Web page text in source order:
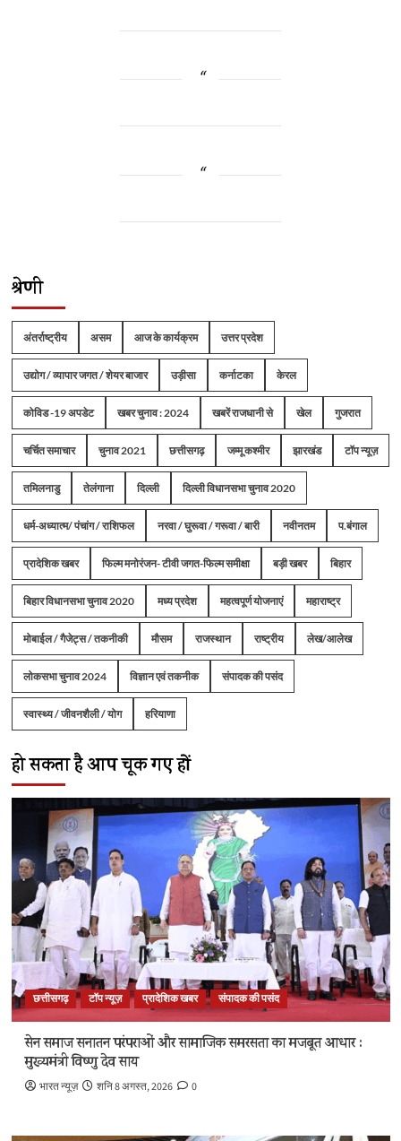
श्रेणी
अंतर्राष्ट्रीय असम आज के कार्यक्रम उत्तर प्रदेश
उद्योग / व्यापार जगत / शेयर बाजार उड़ीसा कर्नाटका केरल
कोविड -19 अपडेट खबर चुनाव : 2024 खबरें राजधानी से खेल गुजरात
चर्चित समाचार चुनाव 2021 छत्तीसगढ़ जम्मू कश्मीर झारखंड टॉप न्यूज़
तमिलनाडु तेलंगाना दिल्ली दिल्ली विधानसभा चुनाव 2020
धर्म-अध्यात्म/ पंचांग / राशिफल नरवा / घुरूवा / गरूवा / बारी नवीनतम प.बंगाल
प्रादेशिक खबर फिल्म मनोरंजन- टीवी जगत-फिल्म समीक्षा बड़ी खबर बिहार
बिहार विधानसभा चुनाव 2020 मध्य प्रदेश महत्वपूर्ण योजनाएं महाराष्ट्र
मोबाईल / गैजेट्स / तकनीकी मौसम राजस्थान राष्ट्रीय लेख/आलेख
लोकसभा चुनाव 2024 विज्ञान एवं तकनीक संपादक की पसंद
स्वास्थ्य / जीवनशैली / योग हरियाणा
हो सकता है आप चूक गए हों
छत्तीसगढ़ टॉप न्यूज़ प्रादेशिक खबर संपादक की पसंद
सेन समाज सनातन परंपराओं और सामाजिक समरसता का मजबूत आधार :
मुख्यमंत्री विष्णु देव साय
भारत न्यूज़ शनि 8 अगस्त, 2026 0